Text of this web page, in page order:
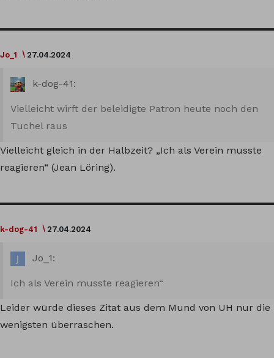
Jo_1 27.04.2024
k-dog-41:
Vielleicht wirft der beleidigte Patron heute noch den
Tuchel raus
Vielleicht gleich in der Halbzeit? „Ich als Verein musste
reagieren“ (Jean Löring).
k-dog-41 27.04.2024
Jo_1:
Ich als Verein musste reagieren“
Leider würde dieses Zitat aus dem Mund von UH nur die
wenigsten überraschen.